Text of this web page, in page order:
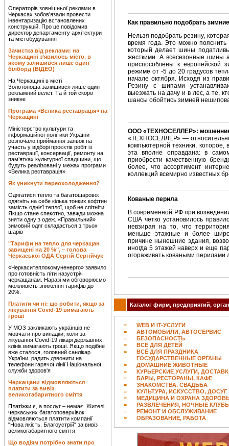
Операторів зовнішньої реклами в
Черкасах зобов’язали провести
інвентаризацію встановлених
конструкцій. Про це повідомив
директор департаменту архітектури
та містобудування
Зачистка від реклами: на
Черкащині з’явилось місто, в
якому залишився лише один
білборд (ВІДЕО)
На Черкащині в місті
Золотоноша залишився лише один
рекламний велет. Та й той скоро
зникне
Програма «Велика реставрація» на
Черкащині
Міністерство культури та
інформаційної політики України
розпочало приймання заявок на
участь у відборі проєктів робіт із
реставрації, консервації, ремонту на
пам’ятках культурної спадщини, що
будуть реалізовані у межах програми
«Велика реставрація»
Як уникнути переохолодження?
Одягатися тепло та багатошарово:
одягніть на себе кілька тонких кофтин
замість однієї теплої, щоб не спітніти.
Якщо стане спекотно, завжди можна
зняти одну з одеж. «Правильний»
зимовий одяг складається з трьох
шарів
"Тарифи на тепло для черкащан
завищені на 20 %", – голова
Черкаської ОДА Сергій Сергійчук
«Черкаситеплокомуненерго» заявило
про готовність піти назустріч
черкащанам. Наразі ми обговорюємо
можливість зниження тарифів до
20%.
Платити чи ні: що робити, якщо за
лікування Covid-19 вимагають
гроші
У МОЗ закликають українців не
мовчати про випадки, коли за
лікування Covid-19 лікарі державних
клінік вимагають гроші. Якщо подібне
вже сталося, головний санлікар
України радить дзвонити на
телефони гарячої лінії Національної
служби здоров'я
Черкащани відмовляються
платити за вивіз
великогабаритного сміття
Платіжки є, а послуг – немає. Жителі
черкаських багатоповерхівок
відмовляються платити компанії
"Нова якість. Благоустрій" за вивіз
великогабаритного сміття
Що водіям потрібно знати про
Как правильно подобрать
Нельзя подобрать резину,
время года. Это можно
который делает шины
жесткими. А всесезонные шины
приспособлены к европейской
режиме от -5 до 20 градусов
начале октября. Исходя из
Резину с шипами
выезжать на дачу и в лес, а те,
шансы обойтись зимней
ООО «ТЕХНОСЕЛЛЕР»:
«ТЕХНОСЕЛЛЕР» —
компьютерной техники,
эта вполне оправдана: в
приобрести качественную
более, что ассортимент
коллекций всемирно известных
Кованые перила
В современной РФ при
США четко установилось
невзирая на то, что
меньше этажные и более
причине нынешние здания,
иногда 5 этажей наверх и еще
огораживать коваными
Каталог фирм, предприятий,
WEB И IT-УСЛУГИ
АВТОМОБИЛИ, АВТОСЕРВИС
БЕЗОПАСНОСТЬ
ВСЁ ДЛЯ ДЕТЕЙ
ВСЁ ДЛЯ ПРАЗДНИКА
ГОСУДАРСТВЕННЫЕ ОРГАНЫ
ДОМАШНИЕ ЖИВОТНЫЕ
КУРЬЕРСКИЕ УСЛУГИ,
БАРЫ, РЕСТОРАНЫ, КАФЕ
ЗНАКОМСТВА, СВАДЬБА
КУЛЬТУРА, ИСКУССТВО, ДОСУГ
МЕДИЦИНА И ОХРАНА
РАЗВЛЕЧЕНИЯ, НОЧНЫЕ
РЕМОНТ И ОБСЛУЖИВАНИЕ
ОБРАЗОВАНИЕ, РАБОТА